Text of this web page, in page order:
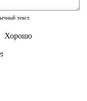
текст.
Хорошо